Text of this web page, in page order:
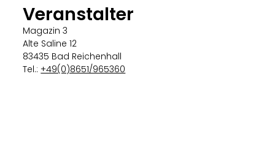
Veranstalter
Magazin 3
Alte Saline 12
83435 Bad Reichenhall
Tel.:+49(0)8651/965360